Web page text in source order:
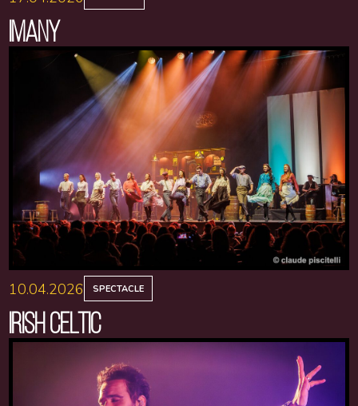
IMANY
10.04.2026 SPECTACLE
IRISH CELTIC